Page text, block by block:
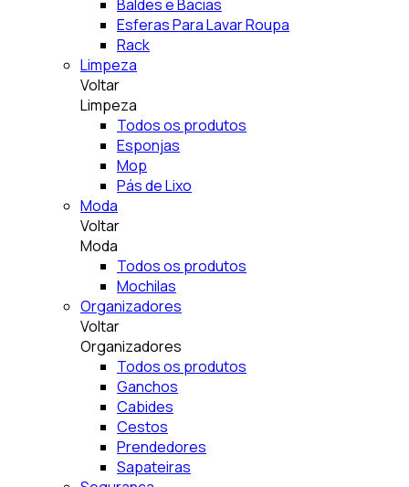
Baldes e Bacias
Esferas Para Lavar Roupa
Rack
Limpeza
Voltar
Limpeza
Todos os produtos
Esponjas
Mop
Pás de Lixo
Moda
Voltar
Moda
Todos os produtos
Mochilas
Organizadores
Voltar
Organizadores
Todos os produtos
Ganchos
Cabides
Cestos
Prendedores
Sapateiras